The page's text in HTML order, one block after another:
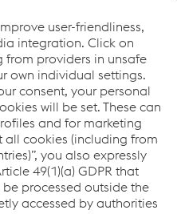
no dude en ponerse en
encantados de